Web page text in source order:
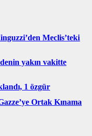
Meclis’teki
yakın vakitte
1 özgür
Ortak Kınama